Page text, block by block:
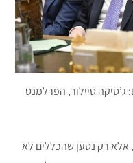
ג’סיקה טיילור, הפרלמנט
אלא רק נטען שהכללים לא